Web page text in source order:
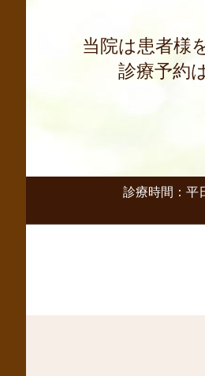
当院は患者様
診療予約
診療時間：